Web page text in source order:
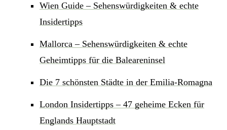
Wien Guide – Sehenswürdigkeiten & echte
Insidertipps
Mallorca – Sehenswürdigkeiten & echte
Geheimtipps für die Baleareninsel
Die 7 schönsten Städte in der Emilia-Romagna
London Insidertipps – 47 geheime Ecken für
Englands Hauptstadt